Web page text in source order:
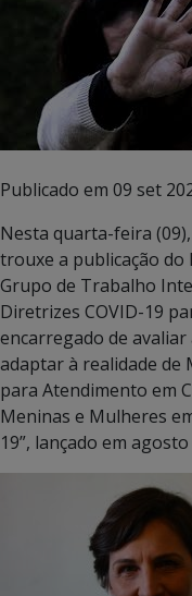
Publicado em 09 set
Nesta quarta-feira
trouxe a publicação do
Grupo de Trabalho
Diretrizes COVID-19
encarregado de
adaptar à realidade de
para Atendimento em
Meninas e Mulheres
19”, lançado em